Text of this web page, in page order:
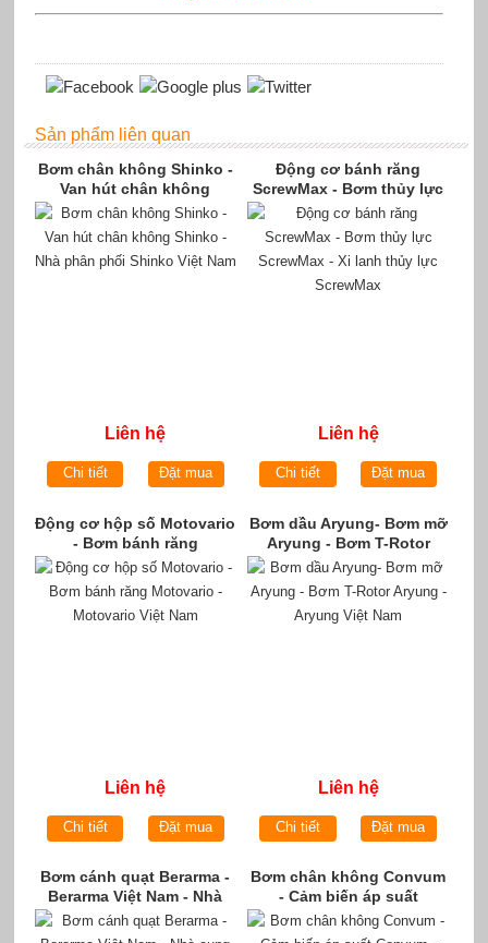
Sản phẩm liên quan
Bơm chân không Shinko -
Van hút chân không
Shinko - Nhà phân phối
Shinko Việt Nam
Liên hệ
Chi tiết Đặt mua
Động cơ bánh răng
ScrewMax - Bơm thủy lực
ScrewMax - Xi lanh thủy
lực ScrewMax
Liên hệ
Chi tiết Đặt mua
Động cơ hộp số Motovario
- Bơm bánh răng
Motovario - Motovario Việt
Nam
Liên hệ
Chi tiết Đặt mua
Bơm dầu Aryung- Bơm mỡ
Aryung - Bơm T-Rotor
Aryung - Aryung Việt Nam
Liên hệ
Chi tiết Đặt mua
Bơm cánh quạt Berarma -
Berarma Việt Nam - Nhà
cung cấp bơm Berarma
Bơm chân không Convum
- Cảm biến áp suất
Convum - Convum viet
nam